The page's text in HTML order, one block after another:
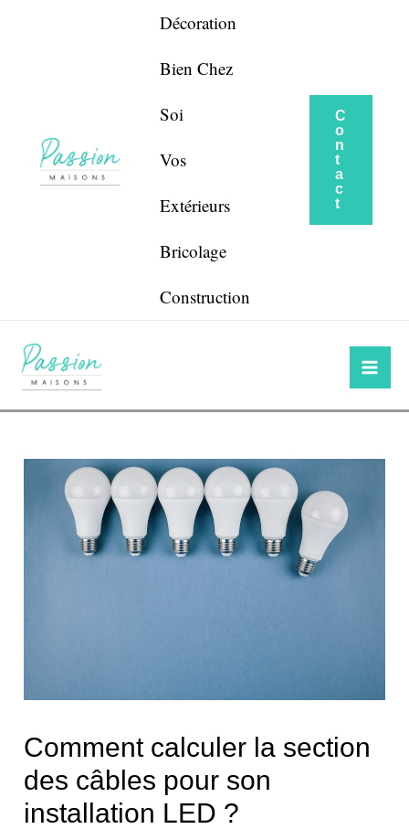
Décoration
Bien Chez
Soi
Vos
Extérieurs
Bricolage
Construction
C
o
n
t
a
c
t
Comment calculer la section
des câbles pour son
installation LED ?